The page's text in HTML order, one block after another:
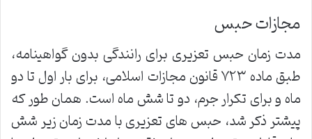
مجازات حبس
مدت زمان حبس تعزیری برای رانندگی بدون گواهینامه،
طبق ماده ۷۲۳ قانون مجازات اسلامی، برای بار اول تا دو
ماه و برای تکرار جرم، دو تا شش ماه است. همان طور که
پیشتر ذکر شد، حبس های تعزیری با مدت زمان زیر شش